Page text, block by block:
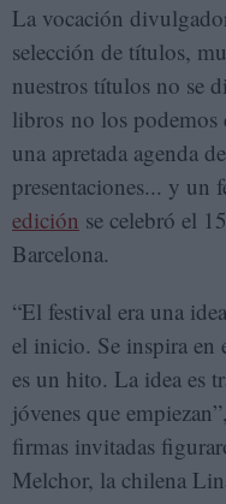
La vocación
selección de títulos,
nuestros títulos no se
libros no los podemos
una apretada agenda
presentaciones... y un
edición se celebró el
Barcelona.
“El festival era una
el inicio. Se inspira en
es un hito. La idea es
jóvenes que
firmas invitadas
Melchor, la chilena